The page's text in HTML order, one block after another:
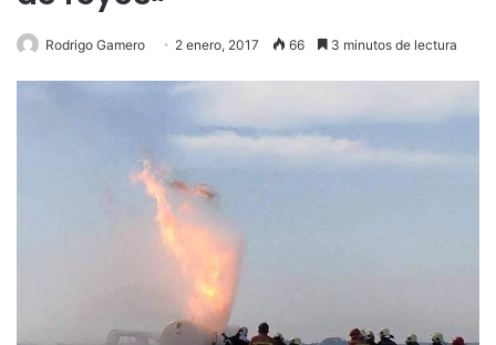
Rodrigo Gamero 2 enero, 2017 66 3 minutos de lectura